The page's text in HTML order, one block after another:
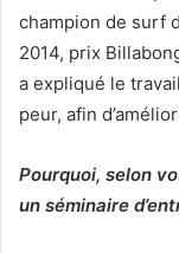
champion de surf
2014, prix
a expliqué le
peur, afin
Pourquoi, selon
un séminaire